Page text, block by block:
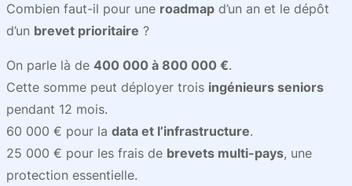
Combien faut-il pour une roadmap d’un an et le dépôt
d’un brevet prioritaire ?
On parle là de 400 000 à 800 000 €.
Cette somme peut déployer trois ingénieurs seniors
pendant 12 mois.
60 000 € pour la data et l’infrastructure.
25 000 € pour les frais de brevets multi-pays, une
protection essentielle.